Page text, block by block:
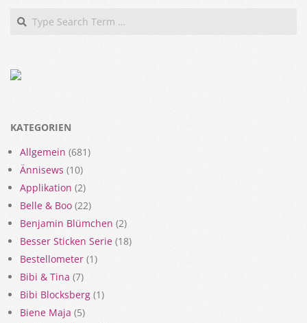
Search
KATEGORIEN
Allgemein (681)
Ännisews (10)
Applikation (2)
Belle & Boo (22)
Benjamin Blümchen (2)
Besser Sticken Serie (18)
Bestellometer (1)
Bibi & Tina (7)
Bibi Blocksberg (1)
Biene Maja (5)